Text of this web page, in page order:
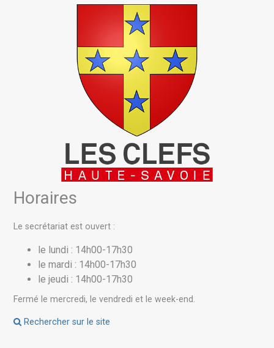
Horaires
Le secrétariat est ouvert :
le lundi : 14h00-17h30
le mardi : 14h00-17h30
le jeudi : 14h00-17h30
Fermé le mercredi, le vendredi et le week-end.
Rechercher sur le site